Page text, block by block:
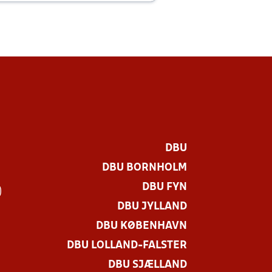
DBU
DBU BORNHOLM
DBU FYN
DBU JYLLAND
DBU KØBENHAVN
DBU LOLLAND-FALSTER
DBU SJÆLLAND